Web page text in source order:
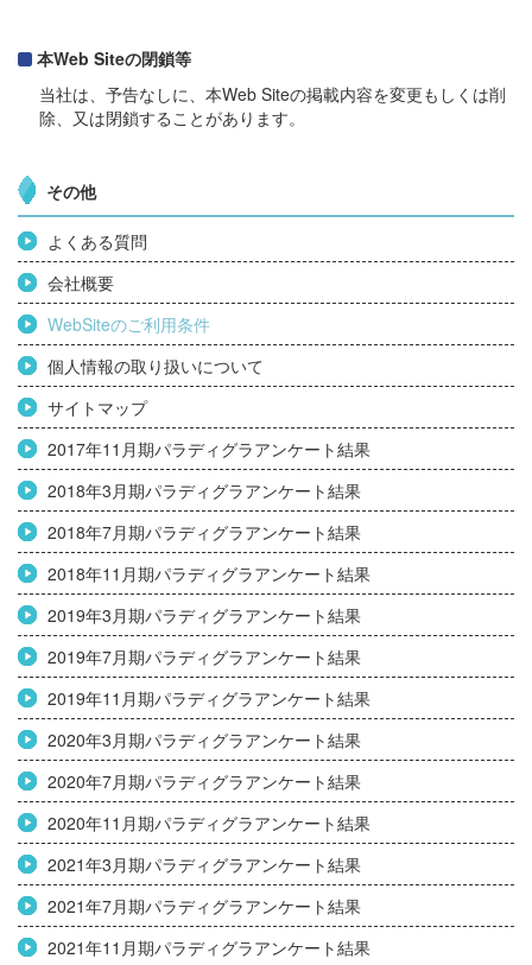
本Web Siteの閉鎖等
当社は、予告なしに、本Web Siteの掲載内容を変更もしくは削
除、又は閉鎖することがあります。
その他
よくある質問
会社概要
WebSiteのご利用条件
個人情報の取り扱いについて
サイトマップ
2017年11月期パラディグラアンケート結果
2018年3月期パラディグラアンケート結果
2018年7月期パラディグラアンケート結果
2018年11月期パラディグラアンケート結果
2019年3月期パラディグラアンケート結果
2019年7月期パラディグラアンケート結果
2019年11月期パラディグラアンケート結果
2020年3月期パラディグラアンケート結果
2020年7月期パラディグラアンケート結果
2020年11月期パラディグラアンケート結果
2021年3月期パラディグラアンケート結果
2021年7月期パラディグラアンケート結果
2021年11月期パラディグラアンケート結果